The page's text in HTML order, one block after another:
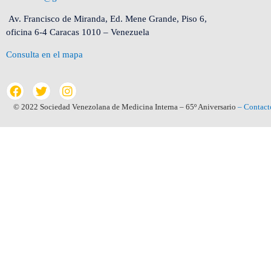
Av. Francisco de Miranda, Ed. Mene Grande, Piso 6,
oficina 6-4 Caracas 1010 – Venezuela
Consulta en el mapa
© 2022 Sociedad Venezolana de Medicina Interna – 65º Aniversario –